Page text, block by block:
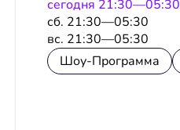
сeгодня 21:30—05:30
сб. 21:30—05:30
вс. 21:30—05:30
Шоу-Программа